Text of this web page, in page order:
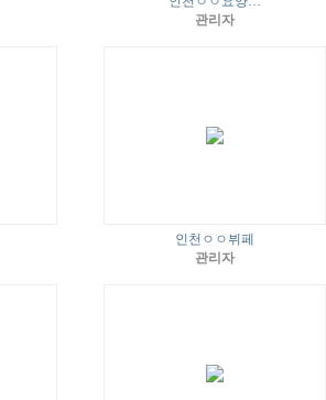
관리자
인천ㅇㅇ뷔페
관리자